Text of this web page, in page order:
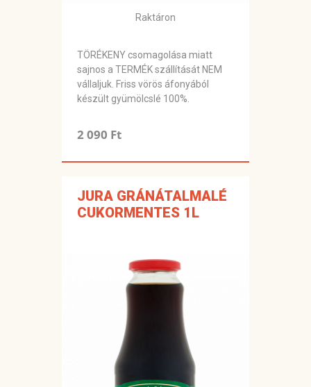
Raktáron
TÖRÉKENY csomagolása miatt
sajnos a TERMÉK szállítását NEM
vállaljuk. Friss vörös áfonyából
készült gyümölcslé 100%.
2 090 Ft
JURA GRÁNÁTALMALÉ
CUKORMENTES 1L